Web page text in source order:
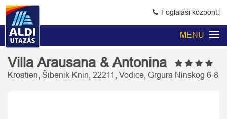
Foglalási központ:
MENÜ
Villa Arausana & Antonina
Kroatien, Šibenik-Knin, 22211, Vodice, Grgura Ninskog 6-8